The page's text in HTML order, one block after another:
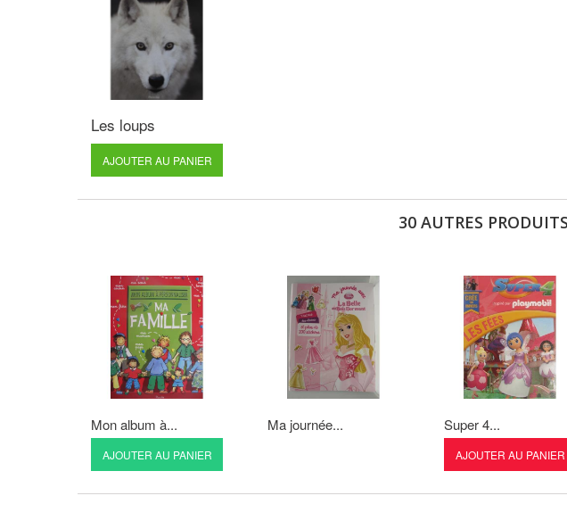
Les loups
AJOUTER AU PANIER
30 AUTRES
Mon album à...
AJOUTER AU PANIER
Ma journée... Super 4...
AJOUTER AU PANIER